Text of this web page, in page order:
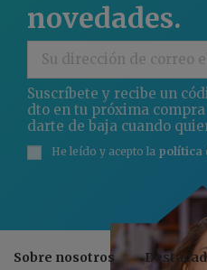
novedades.
Suscríbete y recibe un
dto en tu próxima
darte de baja cuando
He leído y acepto la política
Sobre nosotros